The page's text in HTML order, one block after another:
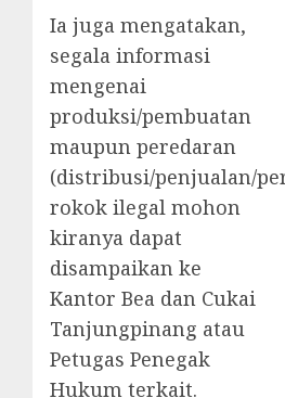
Ia juga mengatakan,
segala informasi
mengenai
produksi/pembuatan
maupun peredaran
(distribusi/penjualan/
rokok ilegal mohon
kiranya dapat
disampaikan ke
Kantor Bea dan Cukai
Tanjungpinang atau
Petugas Penegak
Hukum terkait.